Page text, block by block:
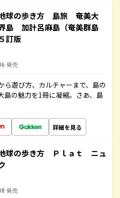
球の歩き方 島旅 奄美大
島 加計呂麻島（奄美群島
訂版
発売
遊び方、カルチャーまで、島の
島の魅力を1冊に凝縮。さあ、島
詳細を見る
球の歩き方 Ｐｌａｔ ニュ
発売